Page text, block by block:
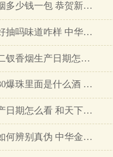
恭贺新禧香烟多少钱一包 恭贺新禧香烟价格表和图片…
中华金中支好抽吗味道咋样 中华金中支口感特点介绍…
南京金陵十二钗香烟生产日期怎么看 南京金陵十二钗香烟保质期…
贵烟国酒香30爆珠里面是什么酒 贵烟国酒香30怎么辨别真假…
和天下烟生产日期怎么看 和天下烟真假辨别方法六个方面…
中华金中支如何辨别真伪 中华金中支真假烟鉴别方法…